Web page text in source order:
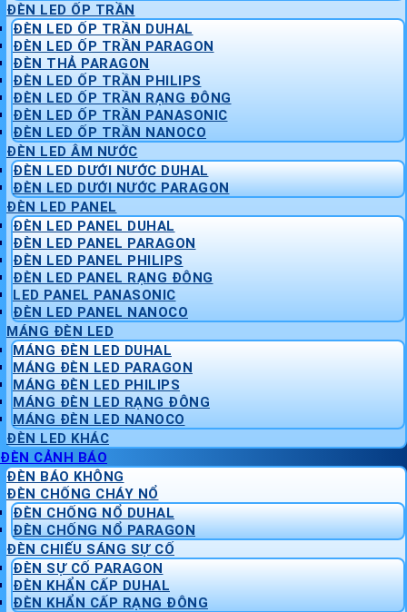
ĐÈN LED ỐP TRẦN
ĐÈN LED ỐP TRẦN DUHAL
ĐÈN LED ỐP TRẦN PARAGON
ĐÈN THẢ PARAGON
ĐÈN LED ỐP TRẦN PHILIPS
ĐÈN LED ỐP TRẦN RẠNG ĐÔNG
ĐÈN LED ỐP TRẦN PANASONIC
ĐÈN LED ỐP TRẦN NANOCO
ĐÈN LED ÂM NƯỚC
ĐÈN LED DƯỚI NƯỚC DUHAL
ĐÈN LED DƯỚI NƯỚC PARAGON
ĐÈN LED PANEL
ĐÈN LED PANEL DUHAL
ĐÈN LED PANEL PARAGON
ĐÈN LED PANEL PHILIPS
ĐÈN LED PANEL RẠNG ĐÔNG
LED PANEL PANASONIC
ĐÈN LED PANEL NANOCO
MÁNG ĐÈN LED
MÁNG ĐÈN LED DUHAL
MÁNG ĐÈN LED PARAGON
MÁNG ĐÈN LED PHILIPS
MÁNG ĐÈN LED RẠNG ĐÔNG
MÁNG ĐÈN LED NANOCO
ĐÈN LED KHÁC
ĐÈN CẢNH BÁO
ĐÈN BÁO KHÔNG
ĐÈN CHỐNG CHÁY NỔ
ĐÈN CHỐNG NỔ DUHAL
ĐÈN CHỐNG NỔ PARAGON
ĐÈN CHIẾU SÁNG SỰ CỐ
ĐÈN SỰ CỐ PARAGON
ĐÈN KHẨN CẤP DUHAL
ĐÈN KHẨN CẤP RẠNG ĐÔNG